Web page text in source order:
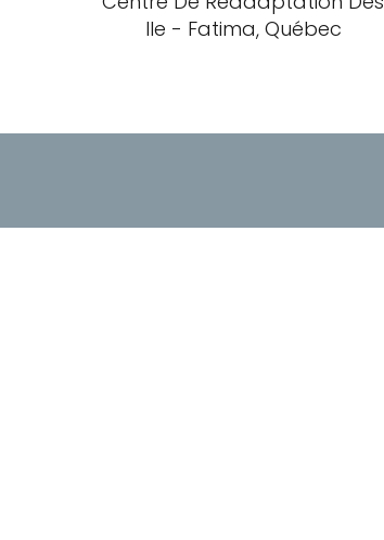
Ile - Fatima, Québec